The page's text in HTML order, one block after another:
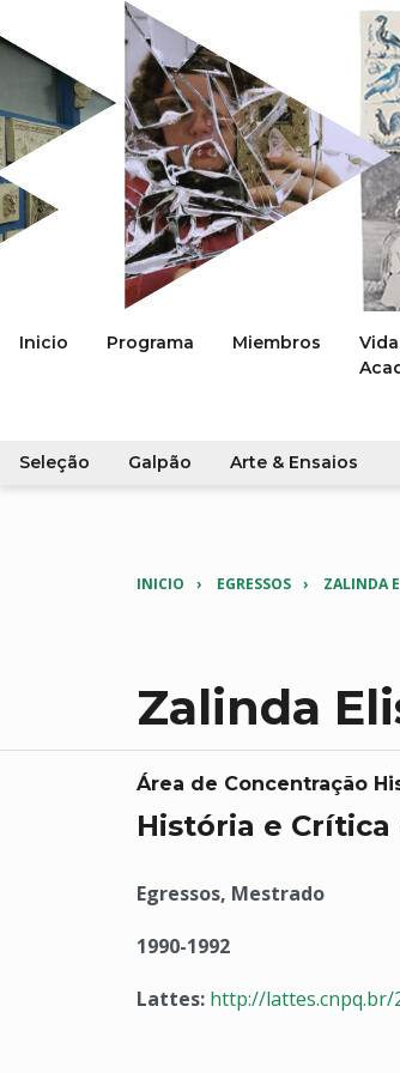
Inicio Programa Miembros
Vida
Seleção Galpão Arte & Ensaios
INICIO EGRESSOS ZALINDA
Zalinda
Área de Concentração
História e Crítica
Egressos, Mestrado
1990-1992
Lattes: http://lattes.cnpq.br/